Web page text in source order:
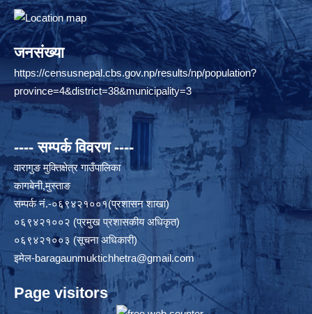
जनसंख्या
https://censusnepal.cbs.gov.np/results/np/population?
province=4&district=38&municipality=3
---- सम्पर्क विवरण ----
वारागुङ मुक्तिक्षेत्र गाउँपालिका
कागबेनी,मुस्ताङ
सम्पर्क नं.-०६९४२१००१(प्रशासन शाखा)
०६९४२१००२ (प्रमुख प्रशासकीय अधिकृत)
०६९४२१००३ (सूचना अधिकारी)
इमेल-baragaunmuktichhetra@gmail.com
Page visitors